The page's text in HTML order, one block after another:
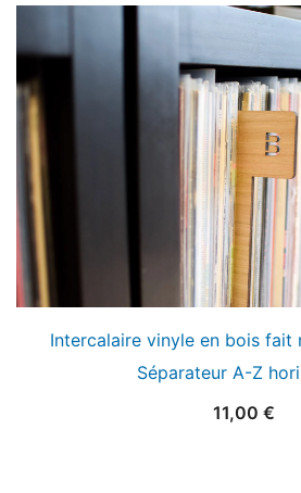
Intercalaire vinyle en bois fait
Séparateur A-Z
11,00 €